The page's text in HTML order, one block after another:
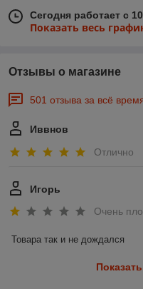
Сегодня работает с
Показать весь
Отзывы о магазине
501 отзыва за всё
Иввнов
Отлично
Игорь
Очень
Товара так и не дождался